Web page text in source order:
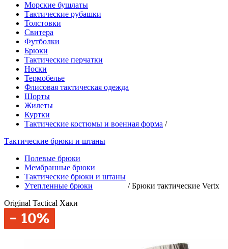
Морские бушлаты
Тактические рубашки
Толстовки
Свитера
Футболки
Брюки
Тактические перчатки
Носки
Термобелье
Флисовая тактическая одежда
Шорты
Жилеты
Куртки
Тактические костюмы и военная форма /
Тактические брюки и штаны
Полевые брюки
Мембранные брюки
Тактические брюки и штаны
Утепленные брюки
/Брюки тактические Vertx
Original Tactical Хаки